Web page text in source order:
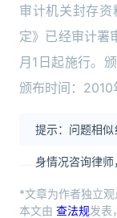
审计机关封存
定》已经审计署
月1日起施行。
颁布时间：
提示：问题相
身情况咨询律师
*文章为作者独立
本文由 查法规发表